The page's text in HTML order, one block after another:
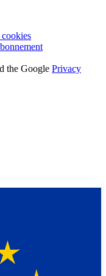
the Google Privacy